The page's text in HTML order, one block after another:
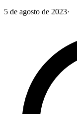
5 de agosto de 2023·